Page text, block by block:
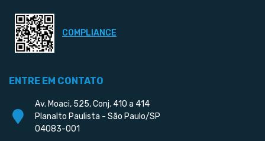
COMPLIANCE
ENTRE EM CONTATO
Av. Moaci, 525, Conj. 410 a 414
Planalto Paulista - São Paulo/SP
04083-001